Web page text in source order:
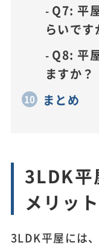
Q7: 平
らいです
Q8: 平
ますか？
まとめ
3LDK平
メリット
3LDK平屋には